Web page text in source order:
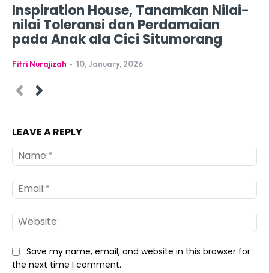
Inspiration House, Tanamkan Nilai-
nilai Toleransi dan Perdamaian
pada Anak ala Cici Situmorang
Fitri Nurajizah - 10, January, 2026
LEAVE A REPLY
Save my name, email, and website in this browser for
the next time I comment.